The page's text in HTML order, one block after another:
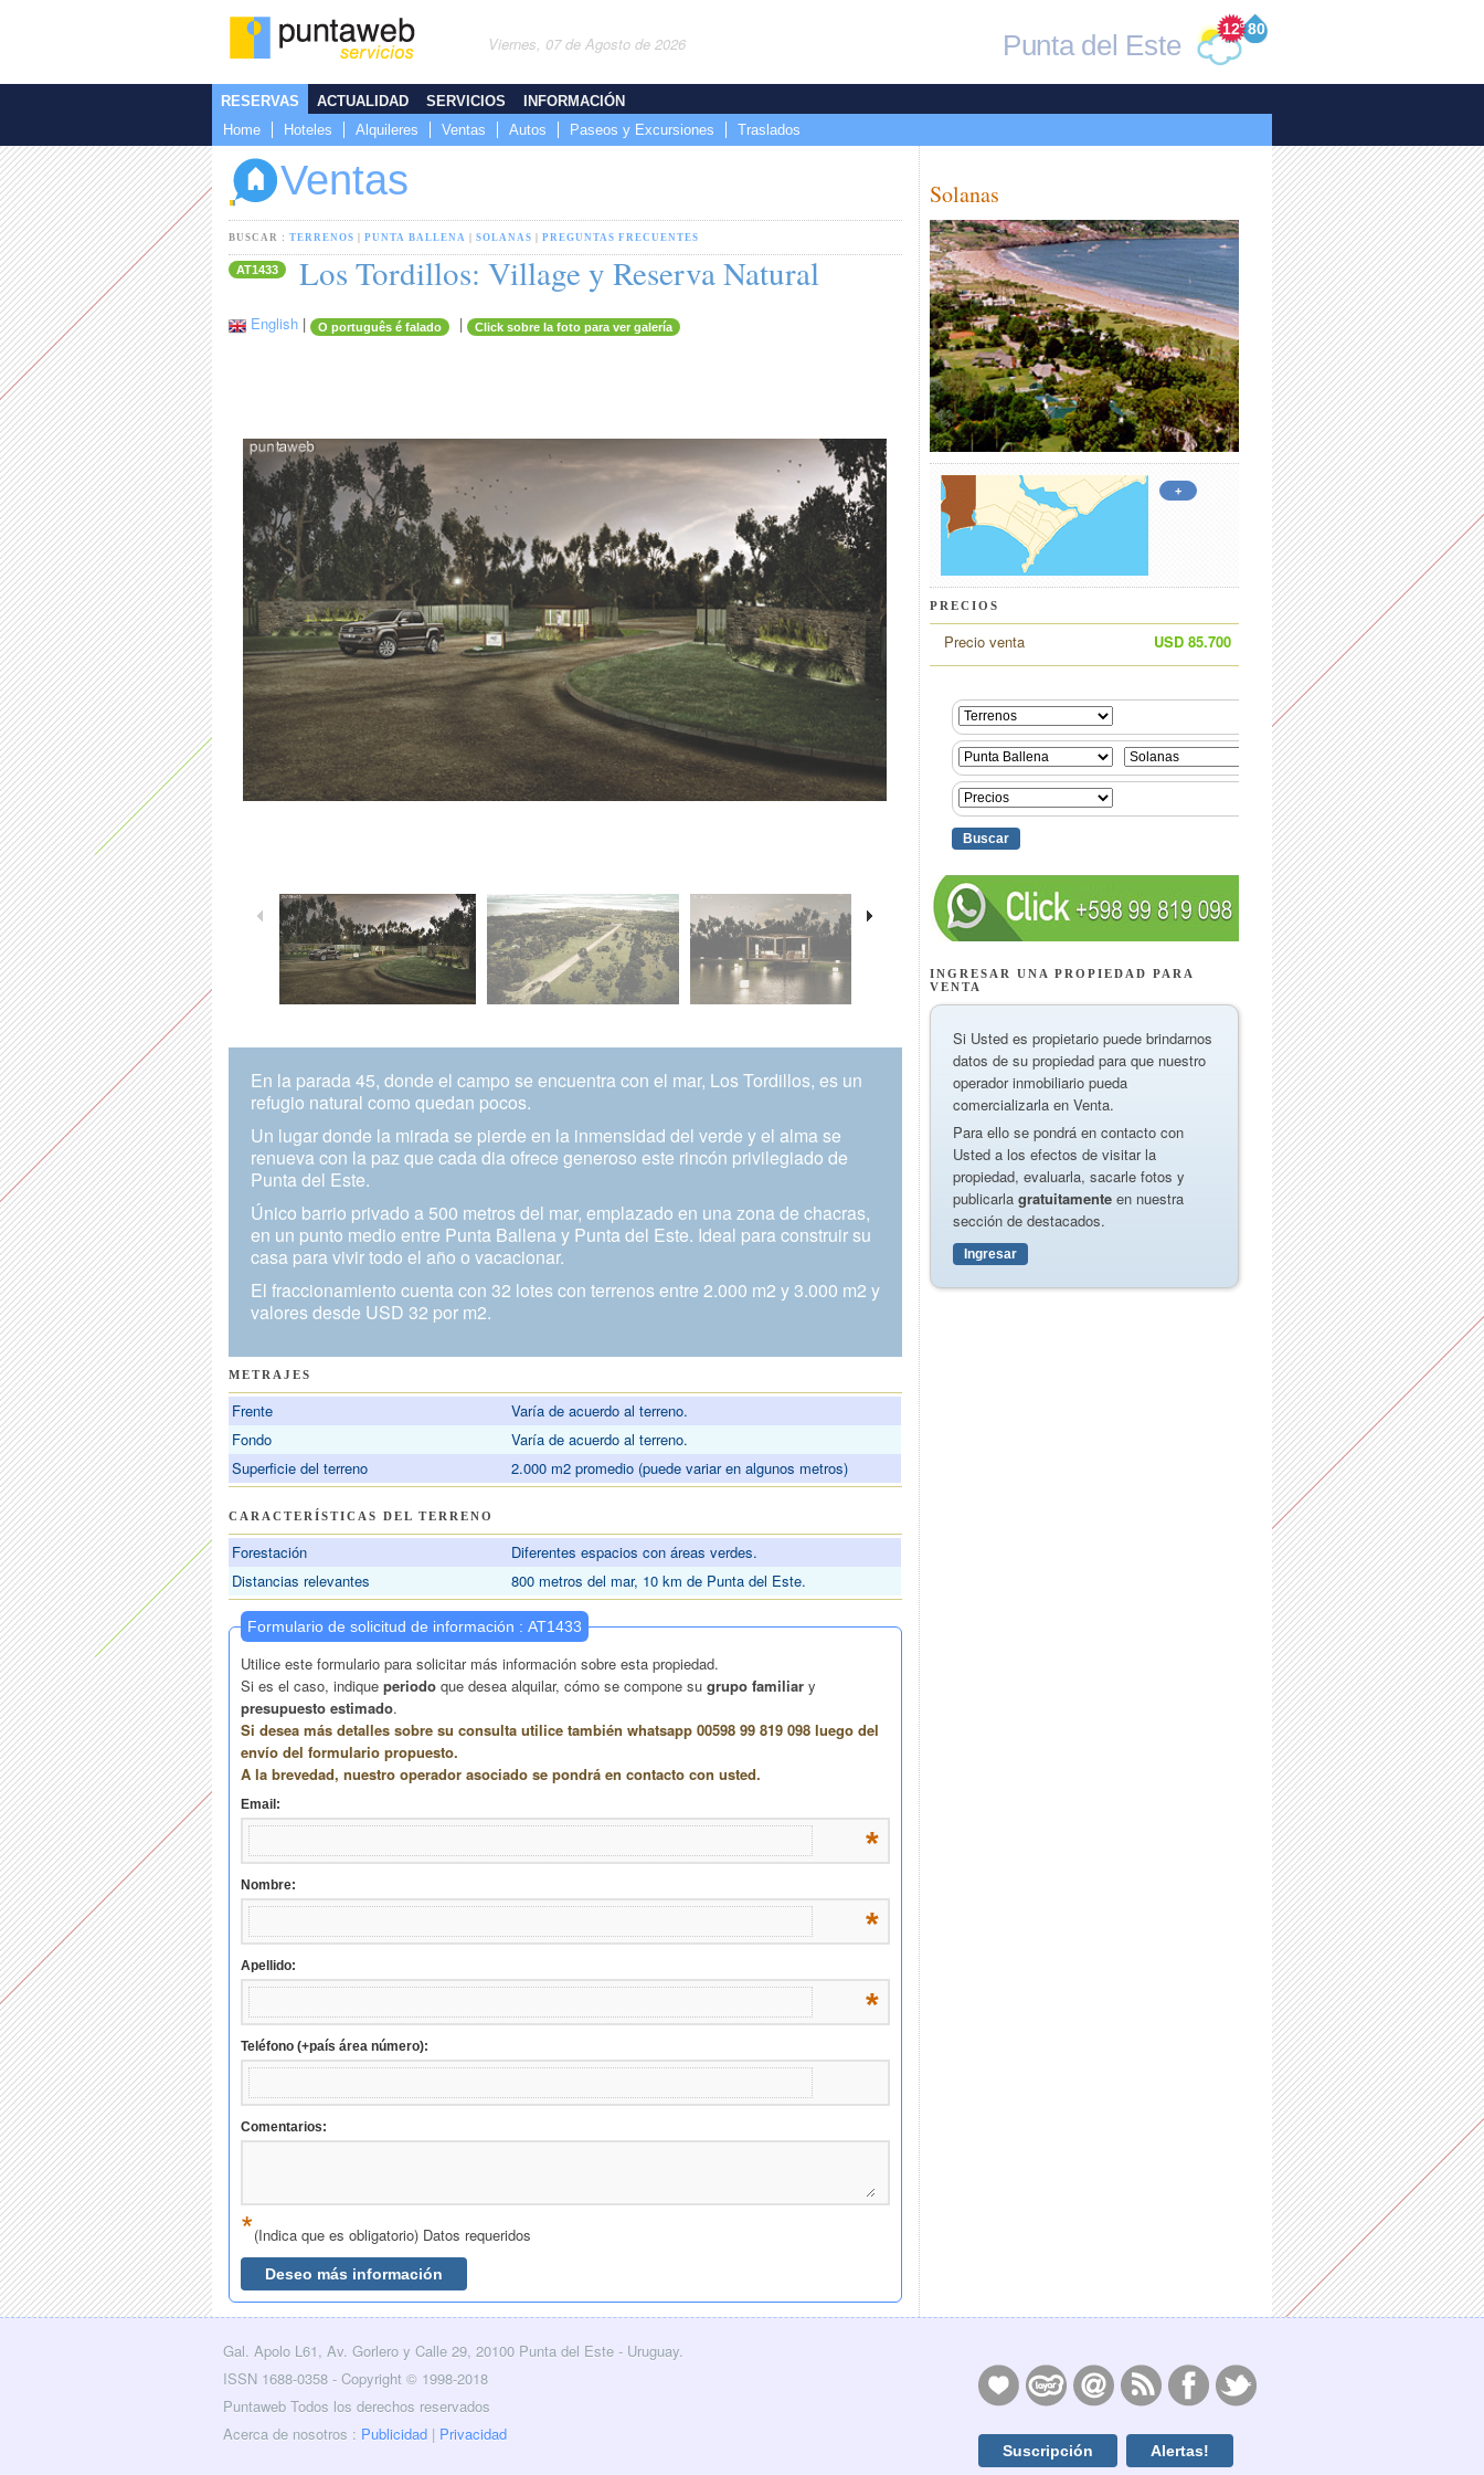
Viernes, 07 de Agosto de 2026
80
12°
Punta del Este
RESERVAS
Home
Hoteles Alquileres Ventas Autos Paseos y Excursiones Traslados
ACTUALIDAD SERVICIOS INFORMACIÓN
Ventas
BUSCAR : TERRENOS PUNTA BALLENA SOLANAS PREGUNTAS FRECUENTES
AT1433 Los Tordillos: Village y Reserva Natural
English | O português é falado | Click sobre la foto para ver galería
En la parada 45, donde el campo se encuentra con el mar, Los Tordillos, es un
refugio natural como quedan pocos.
Un lugar donde la mirada se pierde en la inmensidad del verde y el alma se
renueva con la paz que cada dia ofrece generoso este rincón privilegiado de
Punta del Este.
Único barrio privado a 500 metros del mar, emplazado en una zona de chacras,
en un punto medio entre Punta Ballena y Punta del Este. Ideal para construir su
casa para vivir todo el año o vacacionar.
El fraccionamiento cuenta con 32 lotes con terrenos entre 2.000 m2 y 3.000 m2 y
valores desde USD 32 por m2.
METRAJES
Frente
Varía de acuerdo al terreno.
Fondo
Varía de acuerdo al terreno.
Superficie del terreno
2.000 m2 promedio (puede variar en algunos metros)
CARACTERÍSTICAS DEL TERRENO
Forestación
Diferentes espacios con áreas verdes.
Distancias relevantes
800 metros del mar, 10 km de Punta del Este.
Solanas
+
PRECIOS
Precio venta USD 85.700
INGRESAR UNA PROPIEDAD PARA
VENTA
Si Usted es propietario puede brindarnos
datos de su propiedad para que nuestro
operador inmobiliario pueda
comercializarla en Venta.
Para ello se pondrá en contacto con
Usted a los efectos de visitar la
propiedad, evaluarla, sacarle fotos y
publicarla gratuitamente en nuestra
sección de destacados.
Ingresar
Gal. Apolo L61, Av. Gorlero y Calle 29, 20100 Punta del Este - Uruguay.
ISSN 1688-0358 - Copyright © 1998-2018
Puntaweb Todos los derechos reservados
Acerca de nosotros : Publicidad | Privacidad
Twitter
Suscripción Alertas!